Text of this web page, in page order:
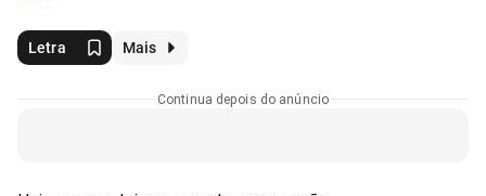
Letra Mais
Continua depois do anúncio